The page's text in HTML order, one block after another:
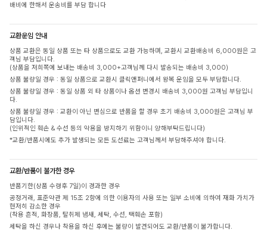
배비에 한해서 운송비를 부담 합니다
교환운임 안내
상품 교환은 동일 상품 또는 타 상품으로도 교환 가능하며, 교환시 교환배송비 6,000원은 고
객님 부담입니다.
(상품을 저희쪽에 보내는 배송비 3,000+고객님께 다시 발송되는 배송비 3,000)
상품 불량일 경우 : 동일 상품으로 교환시 클릭앤퍼니에서 왕복 운임을 모두 부담합니다.
상품 불량일 경우 : 동일 상품 외 타 상품이나 옵션 변경시 배송비 3,000원 고객님 부담입니
다.
상품 불량일 경우 : 교환이 아닌 변심으로 반품을 할 경우 초기 배송비 3,000원은 고객님 부
담입니다.
(인위적인 훼손 & 수선 등의 악용을 방지하기 위함이니 양해부탁드립니다)
*교환/반품시에도 추가 발생되는 모든 도선료는 고객님께서 부담해주셔야 합니다.
교환/반품이 불가한 경우
반품기한(상품 수령후 7일)이 경과한 경우
공정거래, 표준약관 제 15조 2항에 의한 이용자의 사용 또는 일부 소비에 의하여 재화 가치가
현저히 감소한 경우
(착용 흔적, 화장품, 탈취제 냄새, 세탁, 수선, 택훼손 포함)
세탁을 하신 경우나 착용을 하신 후에는 불량이 발견되어도 교환/반품이 불가합니다.